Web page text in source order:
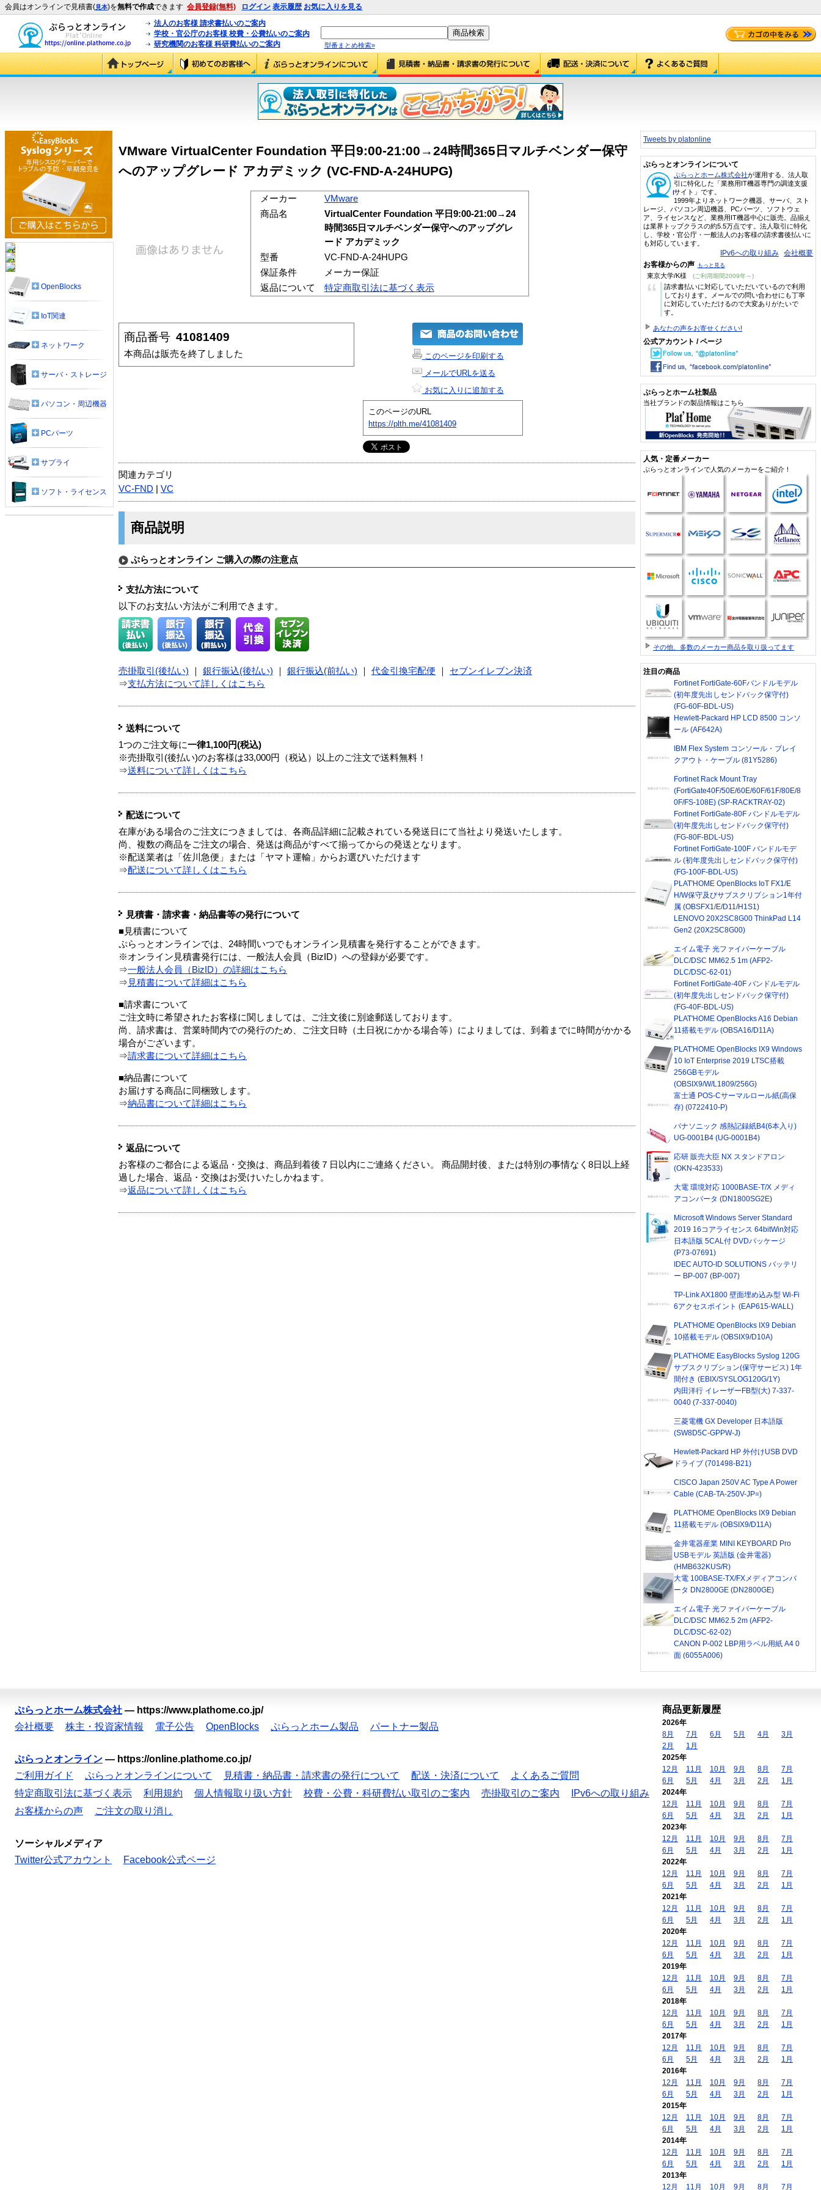
会員はオンラインで見積書(見本)を無料で作成できます 会員登録(無料) ログイン 表示履歴 お気に入りを見る
法人のお客様 請求書払いのご案内
学校・官公庁のお客様 校費・公費払いのご案内
研究機関のお客様 科研費払いのご案内
型番まとめ検索»
VMware VirtualCenter Foundation 平日9:00-21:00→24時間365日マルチベンダー保守
へのアップグレード アカデミック (VC-FND-A-24HUPG)
メーカー
VMware
商品名
VirtualCenter Foundation 平日9:00-21:00→24
時間365日マルチベンダー保守へのアップグレ
ード アカデミック
型番
VC-FND-A-24HUPG
保証条件
メーカー保証
返品について
特定商取引法に基づく表示
商品番号 41081409
本商品は販売を終了しました
このページを印刷する
メールでURLを送る
お気に入りに追加する
このページのURL
https://plth.me/41081409
関連カテゴリ
VC-FND
VC
商品説明
ぷらっとオンライン ご購入の際の注意点
支払方法について
以下のお支払い方法がご利用できます。
売掛取引(後払い) 銀行振込(後払い) 銀行振込(前払い) 代金引換宅配便
セブンイレブン決済
⇒支払方法について詳しくはこちら
送料について
1つのご注文毎に一律1,100円(税込)
※売掛取引(後払い)のお客様は33,000円（税込）以上のご注文で送料無料！
⇒送料について詳しくはこちら
配送について
在庫がある場合のご注文につきましては、各商品詳細に記載されている発送日にて当社より発送いたします。
尚、複数の商品をご注文の場合、発送は商品がすべて揃ってからの発送となります。
※配送業者は「佐川急便」または「ヤマト運輸」からお選びいただけます
⇒配送について詳しくはこちら
見積書・請求書・納品書等の発行について
■見積書について
ぷらっとオンラインでは、24時間いつでもオンライン見積書を発行することができます。
※オンライン見積書発行には、一般法人会員（BizID）への登録が必要です。
⇒一般法人会員（BizID）の詳細はこちら
⇒ 見積書について詳細はこちら
■請求書について
ご注文時に希望されたお客様に関しましては、ご注文後に別途郵送しております。
尚、請求書は、営業時間内での発行のため、ご注文日時（土日祝にかかる場合等）によりましては、到着までに時間がかかる
場合がございます。
⇒請求書について詳細はこちら
■納品書について
お届けする商品に同梱致します。
⇒納品書について詳細はこちら
返品について
お客様のご都合による返品・交換は、商品到着後７日以内にご連絡ください。 商品開封後、または特別の事情なく8日以上経
過した場合、返品・交換はお受けいたしかねます。
⇒返品について詳しくはこちら
OpenBlocks
IoT関連
ネットワーク
サーバ・ストレージ
パソコン・周辺機器
PCパーツ
サプライ
ソフト・ライセンス
Tweets by platonline
ぷらっとオンラインについて
ぷらっとホーム株式会社が運用する、法人取
引に特化した「業務用IT機器専門の調達支援
サイト」です。
1999年よりネットワーク機器、サーバ、スト
レージ、パソコン周辺機器、PCパーツ、ソフトウェ
ア、ライセンスなど、業務用IT機器中心に販売。品揃え
は業界トップクラスの約5.5万点です。法人取引に特化
し、学校・官公庁・一般法人のお客様の請求書後払いに
も対応しています。
IPv6への取り組み 会社概要
お客様からの声 もっと見る
東京大学/K様 (ご利用期間2009年～)
“
請求書払いに対応していただいているので利用
しております。メールでの問い合わせにも丁寧
に対応していただけるので大変ありがたいで
す。
あなたの声をお寄せください!
公式アカウント / ページ
ぷらっとホーム社製品
当社ブランドの製品情報はこちら
人気・定番メーカー
ぷらっとオンラインで人気のメーカーをご紹介！
その他、多数のメーカー商品を取り扱ってます
注目の商品
Fortinet FortiGate-60Fバンドルモデル
(初年度先出しセンドバック保守付)
(FG-60F-BDL-US)
Hewlett-Packard HP LCD 8500 コンソ
ール (AF642A)
IBM Flex System コンソール・ブレイ
クアウト・ケーブル (81Y5286)
Fortinet Rack Mount Tray
(FortiGate40F/50E/60E/60F/61F/80E/8
0F/FS-108E) (SP-RACKTRAY-02)
Fortinet FortiGate-80F バンドルモデル
(初年度先出しセンドバック保守付)
(FG-80F-BDL-US)
Fortinet FortiGate-100F バンドルモデ
ル (初年度先出しセンドバック保守付)
(FG-100F-BDL-US)
PLAT'HOME OpenBlocks IoT FX1/E
H/W保守及びサブスクリプション1年付
属 (OBSFX1/E/D11/H1S1)
LENOVO 20X2SC8G00 ThinkPad L14
Gen2 (20X2SC8G00)
エイム電子 光ファイバーケーブル
DLC/DSC MM62.5 1m (AFP2-
DLC/DSC-62-01)
Fortinet FortiGate-40F バンドルモデル
(初年度先出しセンドバック保守付)
(FG-40F-BDL-US)
PLAT'HOME OpenBlocks A16 Debian
11搭載モデル (OBSA16/D11A)
PLAT'HOME OpenBlocks IX9 Windows
10 IoT Enterprise 2019 LTSC搭載
256GBモデル
(OBSIX9/W/L1809/256G)
富士通 POS-Cサーマルロール紙(高保
存) (0722410-P)
パナソニック 感熱記録紙B4(6本入り)
UG-0001B4 (UG-0001B4)
応研 販売大臣 NX スタンドアロン
(OKN-423533)
大電 環境対応 1000BASE-T/X メディ
アコンバータ (DN1800SG2E)
Microsoft Windows Server Standard
2019 16コアライセンス 64bitWin対応
日本語版 5CAL付 DVDパッケージ
(P73-07691)
IDEC AUTO-ID SOLUTIONS バッテリ
ー BP-007 (BP-007)
TP-Link AX1800 壁面埋め込み型 Wi-Fi
6アクセスポイント (EAP615-WALL)
PLAT'HOME OpenBlocks IX9 Debian
10搭載モデル (OBSIX9/D10A)
PLAT'HOME EasyBlocks Syslog 120G
サブスクリプション(保守サービス) 1年
間付き (EBIX/SYSLOG120G/1Y)
内田洋行 イレーザーFB型(大) 7-337-
0040 (7-337-0040)
三菱電機 GX Developer 日本語版
(SW8D5C-GPPW-J)
Hewlett-Packard HP 外付けUSB DVD
ドライブ (701498-B21)
CISCO Japan 250V AC Type A Power
Cable (CAB-TA-250V-JP=)
PLAT'HOME OpenBlocks IX9 Debian
11搭載モデル (OBSIX9/D11A)
金井電器産業 MINI KEYBOARD Pro
USBモデル 英語版 (金井電器)
(HMB632KUS/R)
大電 100BASE-TX/FXメディアコンバ
ータ DN2800GE (DN2800GE)
エイム電子 光ファイバーケーブル
DLC/DSC MM62.5 2m (AFP2-
DLC/DSC-62-02)
CANON P-002 LBP用ラベル用紙 A4 0
面 (6055A006)
ぷらっとホーム株式会社 — https://www.plathome.co.jp/
会社概要
株主・投資家情報 電子公告 OpenBlocks ぷらっとホーム製品 パートナー製品
ぷらっとオンライン — https://online.plathome.co.jp/
ご利用ガイド
ぷらっとオンラインについて 見積書・納品書・請求書の発行について 配送・決済について
よくあるご質問
特定商取引法に基づく表示
利用規約 個人情報取り扱い方針 校費・公費・科研費払い取引のご案内 売掛取引のご案内
IPv6への取り組み
お客様からの声
ご注文の取り消し
ソーシャルメディア
Twitter公式アカウント
Facebook公式ページ
商品更新履歴
2026年
8月
7月 6月 5月 4月
3月
2月
1月
2025年
12月
11月 10月 9月 8月
7月
6月
5月 4月 3月 2月
1月
2024年
12月
11月 10月 9月 8月
7月
6月
5月 4月 3月 2月
1月
2023年
12月
11月 10月 9月 8月
7月
6月
5月 4月 3月 2月
1月
2022年
12月
11月 10月 9月 8月
7月
6月
5月 4月 3月 2月
1月
2021年
12月
11月 10月 9月 8月
7月
6月
5月 4月 3月 2月
1月
2020年
12月
11月 10月 9月 8月
7月
6月
5月 4月 3月 2月
1月
2019年
12月
11月 10月 9月 8月
7月
6月
5月 4月 3月 2月
1月
2018年
12月
11月 10月 9月 8月
7月
6月
5月 4月 3月 2月
1月
2017年
12月
11月 10月 9月 8月
7月
6月
5月 4月 3月 2月
1月
2016年
12月
11月 10月 9月 8月
7月
6月
5月 4月 3月 2月
1月
2015年
12月
11月 10月 9月 8月
7月
6月
5月 4月 3月 2月
1月
2014年
12月
11月 10月 9月 8月
7月
6月
5月 4月 3月 2月
1月
2013年
12月
11月 10月 9月 8月 7月